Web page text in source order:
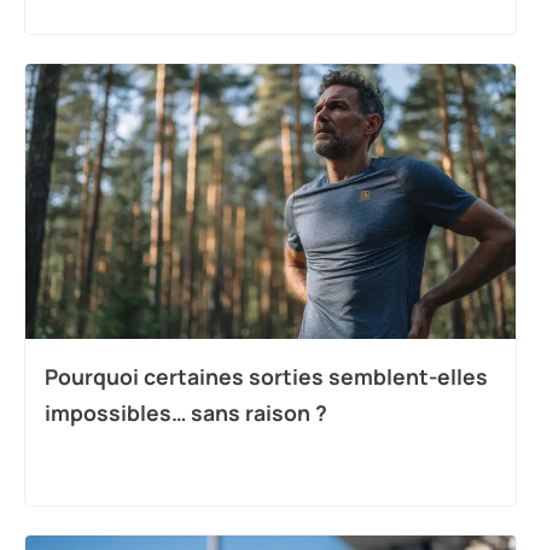
Pourquoi certaines sorties semblent-elles
impossibles… sans raison ?